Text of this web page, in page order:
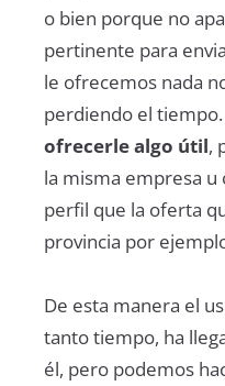
o bien porque no
pertinente para
le ofrecemos nada
perdiendo el
ofrecerle algo útil,
la misma empresa
perfil que la oferta
provincia por
De esta manera el
tanto tiempo, ha
él, pero podemos